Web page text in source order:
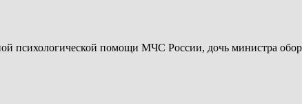
психологической помощи МЧС России, дочь министра